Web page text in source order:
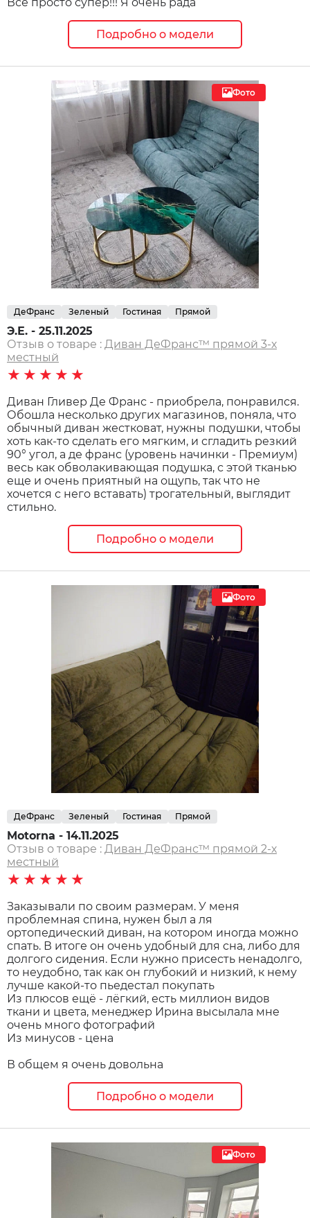
Подробно о модели
Фото
ДеФранс Зеленый Гостиная Прямой
Э.Е. - 25.11.2025
Отзыв о товаре : Диван ДеФранс™️ прямой 3-х
местный
★★★★★
Диван Гливер Де Франс - приобрела, понравился.
Обошла несколько других магазинов, поняла, что
обычный диван жестковат, нужны подушки, чтобы
хоть как-то сделать его мягким, и сгладить резкий
90° угол, а де франс (уровень начинки - Премиум)
весь как обволакивающая подушка, с этой тканью
еще и очень приятный на ощупь, так что не
хочется с него вставать) трогательный, выглядит
стильно.
Подробно о модели
Фото
ДеФранс Зеленый Гостиная Прямой
Motorna - 14.11.2025
Отзыв о товаре : Диван ДеФранс™️ прямой 2-х
местный
★★★★★
Заказывали по своим размерам. У меня
проблемная спина, нужен был а ля
ортопедический диван, на котором иногда можно
спать. В итоге он очень удобный для сна, либо для
долгого сидения. Если нужно присесть ненадолго,
то неудобно, так как он глубокий и низкий, к нему
лучше какой-то пьедестал покупать
Из плюсов ещё - лёгкий, есть миллион видов
ткани и цвета, менеджер Ирина высылала мне
очень много фотографий
Из минусов - цена
В общем я очень довольна
Подробно о модели
Фото